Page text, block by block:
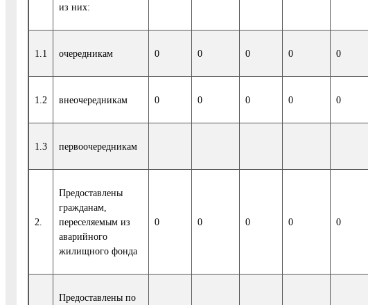
из них:
1.1 очередникам 0 0 0 0 0
1.2 внеочередникам 0 0 0 0 0
1.3 первоочередникам
2.
Предоставлены
гражданам,
переселяемым из
аварийного
жилищного фонда
0 0 0 0 0
Предоставлены по